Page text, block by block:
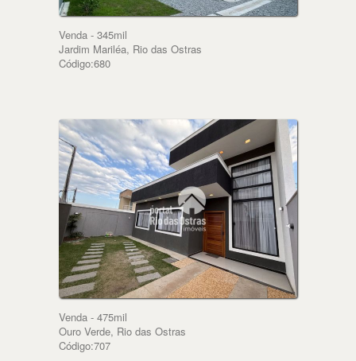
Venda - 345mil
Jardim Mariléa, Rio das Ostras
Código:680
Venda - 475mil
Ouro Verde, Rio das Ostras
Código:707